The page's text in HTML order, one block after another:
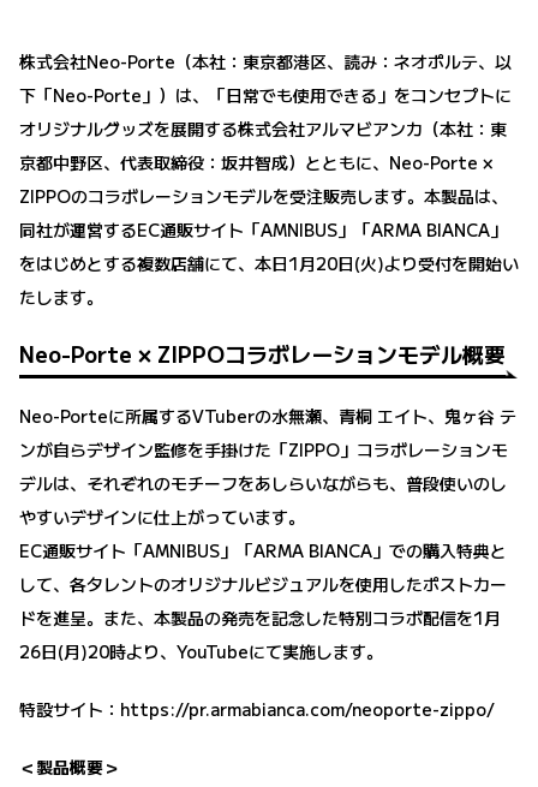
株式会社Neo-Porte（本社：東京都港区、読み：ネオポルテ、以
下「Neo-Porte」）は、「日常でも使用できる」をコンセプトに
オリジナルグッズを展開する株式会社アルマビアンカ（本社：東
京都中野区、代表取締役：坂井智成）とともに、Neo-Porte ×
ZIPPOのコラボレーションモデルを受注販売します。本製品は、
同社が運営するEC通販サイト「AMNIBUS」「ARMA BIANCA」
をはじめとする複数店舗にて、本日1月20日(火)より受付を開始い
たします。
Neo-Porte × ZIPPOコラボレーションモデル概要
Neo-Porteに所属するVTuberの水無瀬、青桐 エイト、鬼ヶ谷 テ
ンが自らデザイン監修を手掛けた「ZIPPO」コラボレーションモ
デルは、それぞれのモチーフをあしらいながらも、普段使いのし
やすいデザインに仕上がっています。
EC通販サイト「AMNIBUS」「ARMA BIANCA」での購入特典と
して、各タレントのオリジナルビジュアルを使用したポストカー
ドを進呈。また、本製品の発売を記念した特別コラボ配信を1月
26日(月)20時より、YouTubeにて実施します。
特設サイト： https://pr.armabianca.com/neoporte-zippo/
＜製品概要＞